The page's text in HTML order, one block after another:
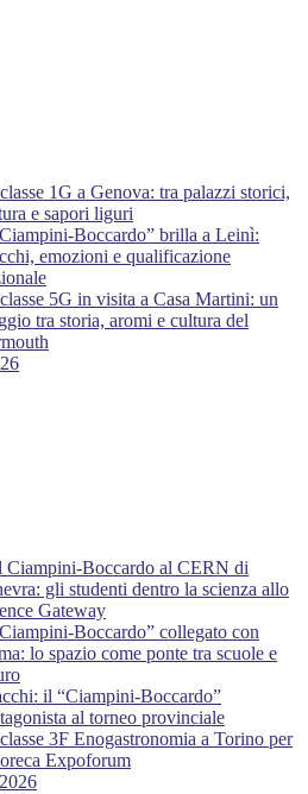
1G a Genova: tra palazzi storici,
e sapori liguri
Boccardo” brilla a Leinì:
emozioni e qualificazione
5G in visita a Casa Martini: un
tra storia, aromi e cultura del
Ciampini-Boccardo al CERN di
gli studenti dentro la scienza allo
Gateway
Boccardo” collegato con
lo spazio come ponte tra scuole e
il “Ciampini-Boccardo”
al torneo provinciale
3F Enogastronomia a Torino per
Expoforum